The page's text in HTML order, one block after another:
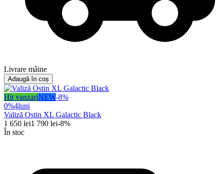
Livrare mâine
Adaugă în coș
Hit vanzariNEW-8%
0%4luni
Valiză Ostin XL Galactic Black
1 650 lei1 790 lei-8%
În stoc